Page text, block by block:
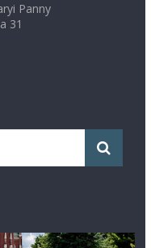
Panny
31